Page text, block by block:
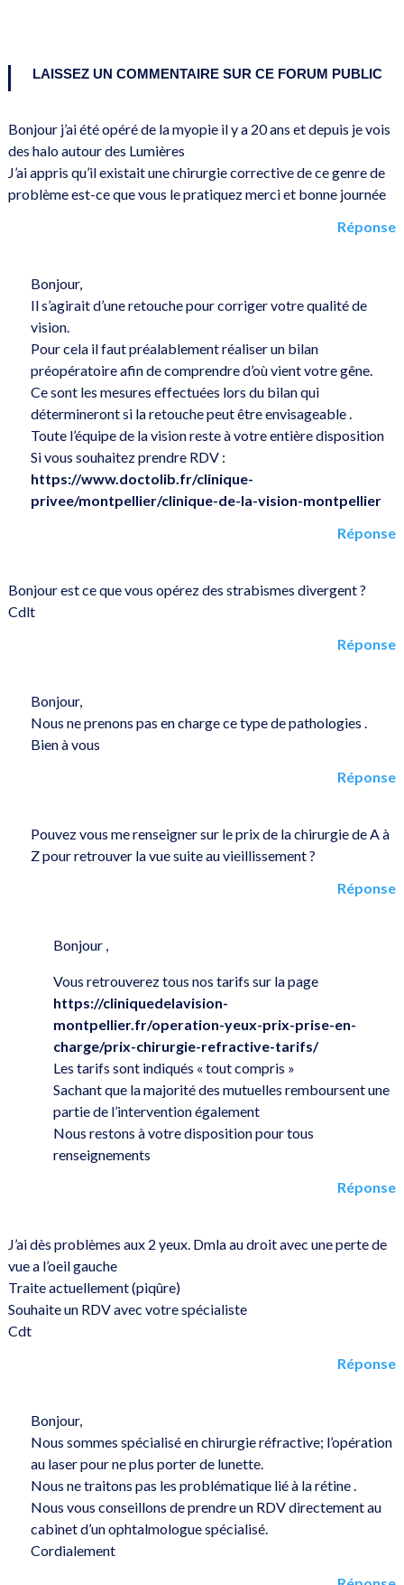
LAISSEZ UN COMMENTAIRE SUR CE FORUM PUBLIC
Bonjour j’ai été opéré de la myopie il y a 20 ans et depuis je vois
des halo autour des Lumières
J’ai appris qu’il existait une chirurgie corrective de ce genre de
problème est-ce que vous le pratiquez merci et bonne journée
Réponse
Bonjour,
Il s’agirait d’une retouche pour corriger votre qualité de
vision.
Pour cela il faut préalablement réaliser un bilan
préopératoire afin de comprendre d’où vient votre gêne.
Ce sont les mesures effectuées lors du bilan qui
détermineront si la retouche peut être envisageable .
Toute l’équipe de la vision reste à votre entière disposition
Si vous souhaitez prendre RDV :
https://www.doctolib.fr/clinique-
privee/montpellier/clinique-de-la-vision-montpellier
Réponse
Bonjour est ce que vous opérez des strabismes divergent ?
Cdlt
Réponse
Bonjour,
Nous ne prenons pas en charge ce type de pathologies .
Bien à vous
Réponse
Pouvez vous me renseigner sur le prix de la chirurgie de A à
Z pour retrouver la vue suite au vieillissement ?
Réponse
Bonjour ,
Vous retrouverez tous nos tarifs sur la page
https://cliniquedelavision-
montpellier.fr/operation-yeux-prix-prise-en-
charge/prix-chirurgie-refractive-tarifs/
Les tarifs sont indiqués « tout compris »
Sachant que la majorité des mutuelles remboursent une
partie de l’intervention également
Nous restons à votre disposition pour tous
renseignements
Réponse
J’ai dès problèmes aux 2 yeux. Dmla au droit avec une perte de
vue a l’oeil gauche
Traite actuellement (piqûre)
Souhaite un RDV avec votre spécialiste
Cdt
Réponse
Bonjour,
Nous sommes spécialisé en chirurgie réfractive; l’opération
au laser pour ne plus porter de lunette.
Nous ne traitons pas les problématique lié à la rétine .
Nous vous conseillons de prendre un RDV directement au
cabinet d’un ophtalmologue spécialisé.
Cordialement